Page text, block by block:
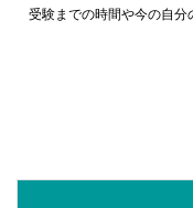
受験までの時間や今の自